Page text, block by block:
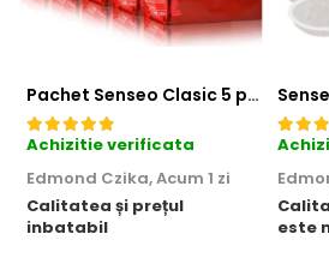
Pachet Senseo Clasic 5 pungi x 48 paduri
Achizitie verificata
Edmond Czika,Acum 1 zi
Calitatea și prețul
inbatabil
este